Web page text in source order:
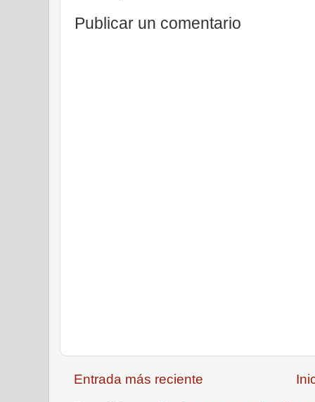
Publicar un comentario
Entrada más reciente